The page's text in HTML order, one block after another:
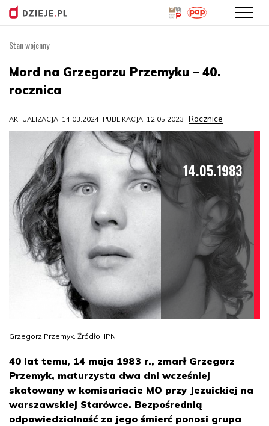
treści
Stan wojenny
Mord na Grzegorzu Przemyku – 40.
rocznica
AKTUALIZACJA: 14.03.2024, PUBLIKACJA: 12.05.2023 Rocznice
14.05.1983
Grzegorz Przemyk. Źródło: IPN
40 lat temu, 14 maja 1983 r., zmarł Grzegorz
Przemyk, maturzysta dwa dni wcześniej
skatowany w komisariacie MO przy Jezuickiej na
warszawskiej Starówce. Bezpośrednią
odpowiedzialność za jego śmierć ponosi grupa